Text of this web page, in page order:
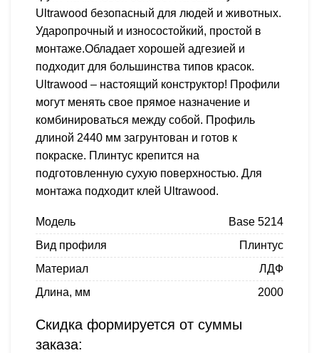
Ultrawood безопасный для людей и животных.
Ударопрочный и износостойкий, простой в
монтаже.Обладает хорошей адгезией и
подходит для большинства типов красок.
Ultrawood – настоящий конструктор! Профили
могут менять свое прямое назначение и
комбинироваться между собой. Профиль
длиной 2440 мм загрунтован и готов к
покраске. Плинтус крепится на
подготовленную сухую поверхностью. Для
монтажа подходит клей Ultrawood.
Модель
Base 5214
Вид профиля
Плинтус
Материал
ЛДФ
Длина, мм
2000
Скидка формируется от суммы
заказа: